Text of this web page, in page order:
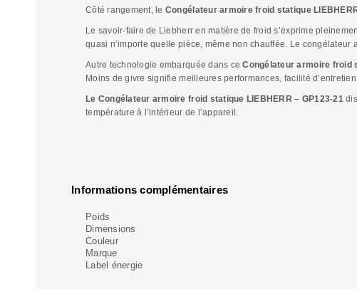
Côté rangement, le Congélateur armoire froid statique
Le savoir-faire de Liebherr en matière de froid s’exprime
quasi n’importe quelle pièce, même non chauffée. Le
Autre technologie embarquée dans ceCongélateur armoire froid
Moins de givre signifie meilleures performances, facilité
Le Congélateur armoire froid statique LIEBHERR – GP123-21
température à l’intérieur de l’appareil.
Informations complémentaires
Poids
Dimensions
Couleur
Marque
Label énergie